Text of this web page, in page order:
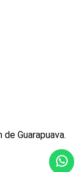
Guarapuava.